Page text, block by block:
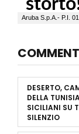
DESERTO,
DELLA
SICILIANI SU
SILENZIO